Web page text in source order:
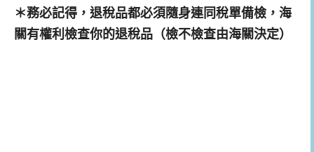
＊務必記得，退稅品都必須隨身連同稅單備檢，海
關有權利檢查你的退稅品（檢不檢查由海關決定）